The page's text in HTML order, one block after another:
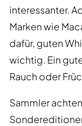
interessanter.
Marken wie
dafür, guten
wichtig. Ein
Rauch oder
Sammler